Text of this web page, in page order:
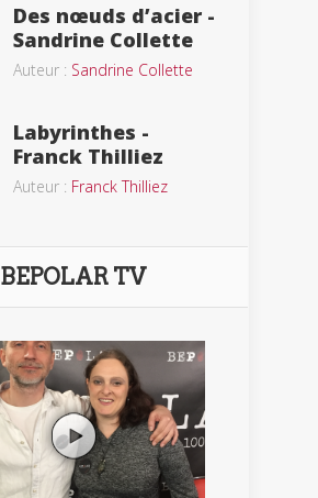
Des nœuds d’acier -
Sandrine Collette
Auteur : Sandrine Collette
Labyrinthes -
Franck Thilliez
Auteur : Franck Thilliez
BEPOLAR TV